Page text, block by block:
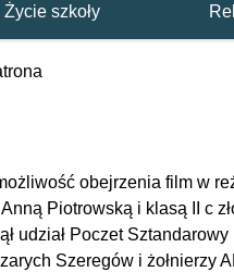
Życie szkoły
obejrzenia film w
Piotrowską i klasą II c
udział Poczet
Szeregów i żołnierzy